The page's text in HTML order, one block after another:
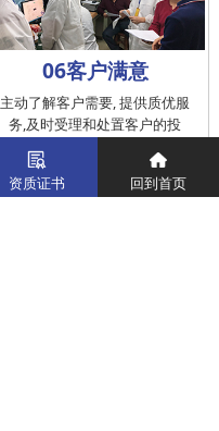
06客户满意
主动了解客户需要, 提供质优服
务,及时受理和处置客户的投
诉，提供快捷、方便的后续服
资质证书 回到首页